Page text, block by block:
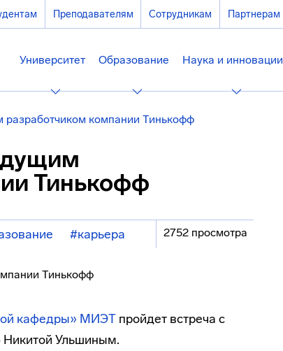
Преподавателям Сотрудникам Партнерам
Университет Образование Наука и инновации
разработчиком компании Тинькофф
Тинькофф
#карьера 2752 просмотра
кафедры» МИЭТ пройдет встреча с
Ульшиным.